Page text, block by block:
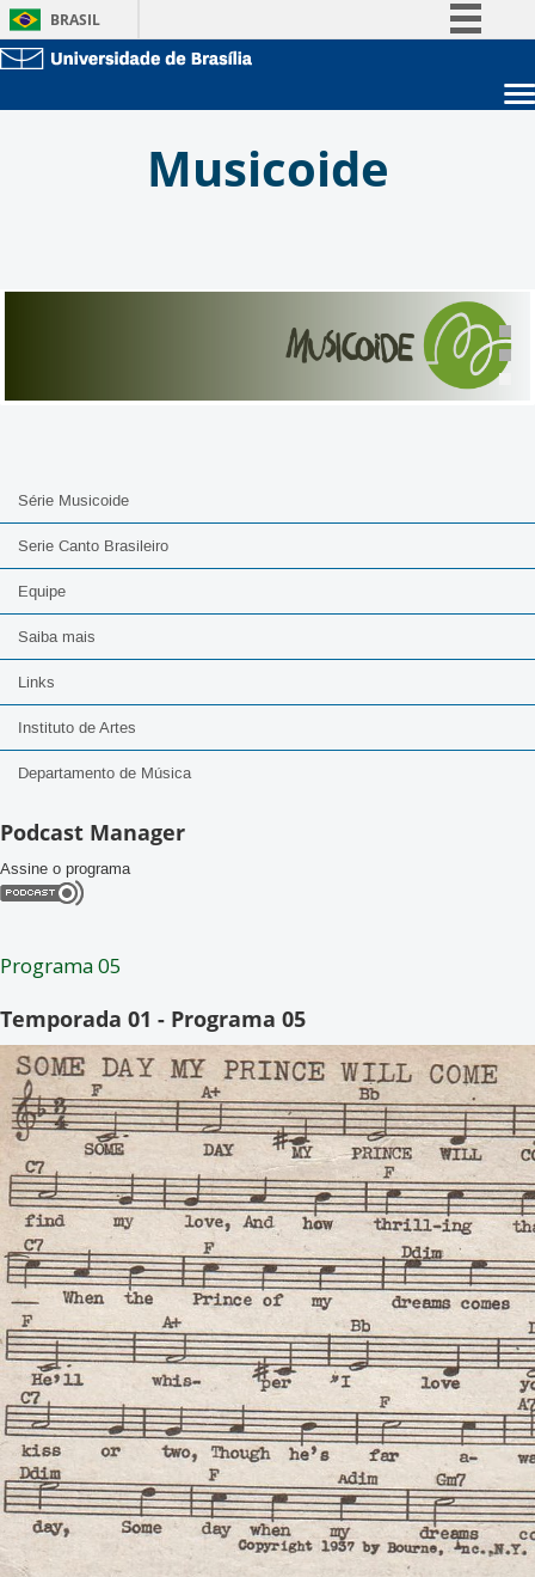
BRASIL
Acesso à informação
Musicoide
Série Musicoide
Serie Canto Brasileiro
Equipe
Saiba mais
Links
Instituto de Artes
Departamento de Música
Podcast Manager
Assine o programa
Programa 05
Temporada 01 - Programa 05